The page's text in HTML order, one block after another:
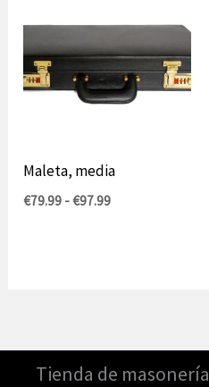
y
€.
Maleta, media
€79.99 -€97.99Rango
Tienda de